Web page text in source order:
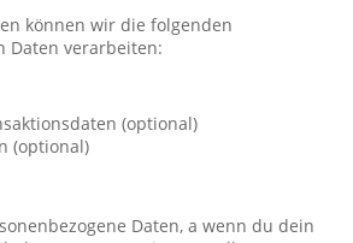
können wir die folgenden
Daten verarbeiten:
(optional)
(optional)
Daten, a wenn du dein